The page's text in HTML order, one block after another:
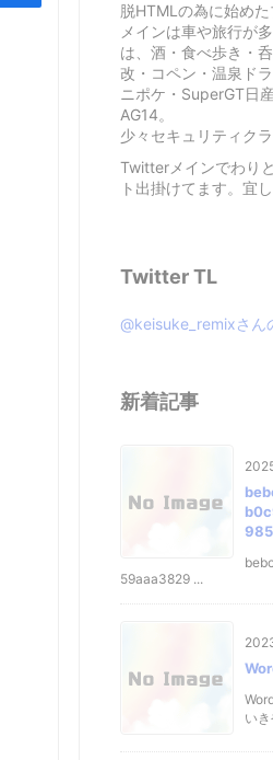
脱HTMLの為に始めた
メインは車や旅行が
は、酒・食べ歩き・
改・コペン・温泉ド
ニポケ・SuperGT日
AG14。
少々セキュリティクラ
Twitterメインでわり
ト出掛けてます。宜
Twitter TL
@keisuke_remixさん
新着記事
59aaa3829 ...
い